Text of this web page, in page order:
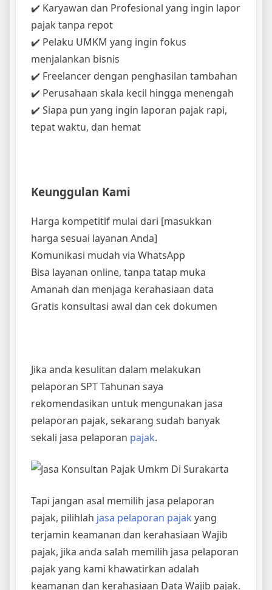
✔️ Karyawan dan Profesional yang ingin lapor
pajak tanpa repot
✔️ Pelaku UMKM yang ingin fokus
menjalankan bisnis
✔️ Freelancer dengan penghasilan tambahan
✔️ Perusahaan skala kecil hingga menengah
✔️ Siapa pun yang ingin laporan pajak rapi,
tepat waktu, dan hemat
Keunggulan Kami
Harga kompetitif mulai dari [masukkan
harga sesuai layanan Anda]
Komunikasi mudah via WhatsApp
Bisa layanan online, tanpa tatap muka
Amanah dan menjaga kerahasiaan data
Gratis konsultasi awal dan cek dokumen
Jika anda kesulitan dalam melakukan
pelaporan SPT Tahunan saya
rekomendasikan untuk mengunakan jasa
pelaporan pajak, sekarang sudah banyak
sekali jasa pelaporan pajak.
Tapi jangan asal memilih jasa pelaporan
pajak, pilihlah jasa pelaporan pajak yang
terjamin keamanan dan kerahasiaan Wajib
pajak, jika anda salah memilih jasa pelaporan
pajak yang kami khawatirkan adalah
keamanan dan kerahasiaan Data Wajib pajak.